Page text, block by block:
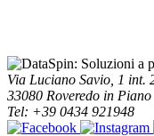
Via Luciano Savio, 1 int.
33080 Roveredo in
Tel: +39 0434 921948